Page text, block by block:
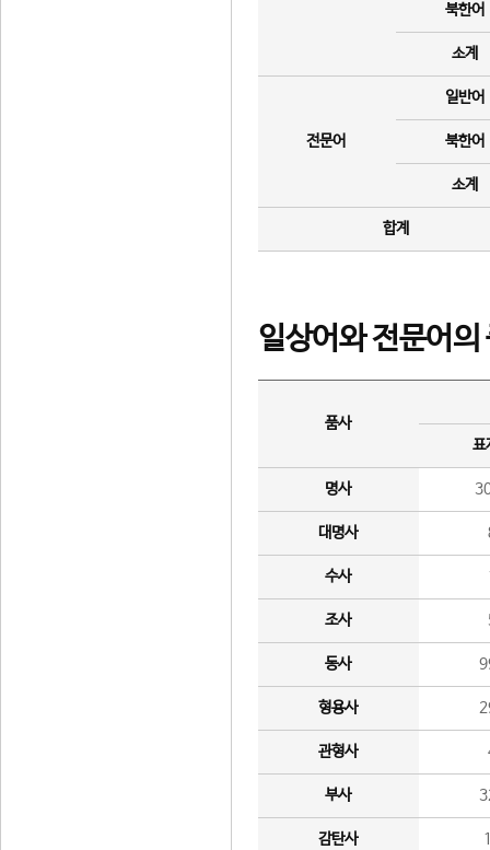
북한어
소계
전문어
일반어
북한어
소계
합계
일상어와 전문어의
품사
표
명사
대명사
수사
조사
동사
형용사
관형사
부사
감탄사